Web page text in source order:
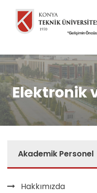
Elektronik
Akademik Personel
Hakkımızda